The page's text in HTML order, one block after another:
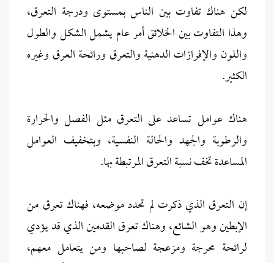
لكن هناك تفاوت بين الناس بمستوى ودرجة التعرق،
وهذا التفاوت بين الخلائق أمر عام يشمل الشكل والطول
واللون والإفرازات الدهنية والتعرق ورائحة العرق وغيره
الكثير.
هناك عوامل تساعد على التعرق مثل الفصل والحرارة
والرطوبة والجهد والحالة النفسية، وبتخفيف العوامل
المساعدة تخف نسبة التعرق المرتبطة بها.
إن التعرق الذي ذكرت لم تحدد موضعه، فهناك تعرق من
الإبطين وهو الشائع، وهناك تعرق القدمين الذي قد يؤدي
لرائحة محرجة ومزعجة لصاحبها ومن يتعامل معهم،